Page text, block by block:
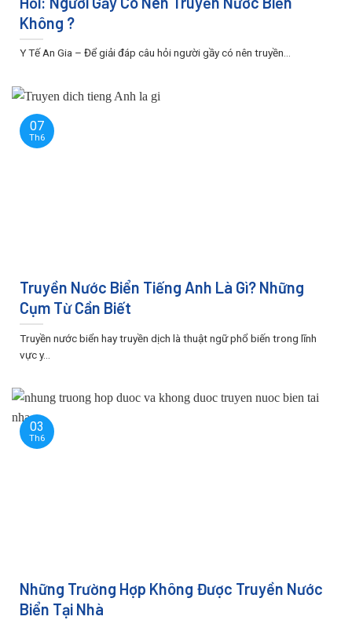
Không ?
Y Tế An Gia – Để giải đáp câu hỏi người gầy có nên truyền...
Truyền Nước Biển Tiếng Anh Là Gì? Những
Cụm Từ Cần Biết
Truyền nước biển hay truyền dịch là thuật ngữ phổ biến trong lĩnh
vực y...
07
Th6
Những Trường Hợp Không Được Truyền Nước
Biển Tại Nhà
03
Th6